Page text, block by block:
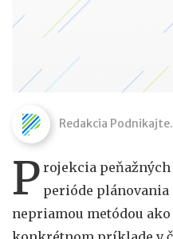
Redakcia
P rojekcia
perióde plánovania
nepriamou metódou